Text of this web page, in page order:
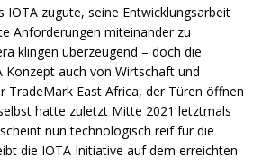
zugute, seine Entwicklungsarbeit
Anforderungen miteinander zu
klingen überzeugend – doch die
auch von Wirtschaft und
TradeMark East Africa, der Türen öffnen
hatte zuletzt Mitte 2021 letztmals
nun technologisch reif für die
die IOTA Initiative auf dem erreichten